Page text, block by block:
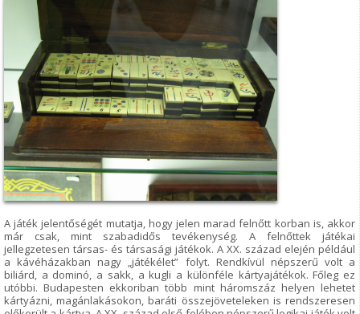
A játék jelentőségét mutatja, hogy jelen marad felnőtt korban is, akkor
már csak, mint szabadidős tevékenység. A felnőttek játékai
jellegzetesen társas- és társasági játékok. A XX. század elején például
a kávéházakban nagy „játékélet” folyt. Rendkívül népszerű volt a
biliárd, a dominó, a sakk, a kugli a különféle kártyajátékok. Főleg ez
utóbbi. Budapesten ekkoriban több mint háromszáz helyen lehetet
kártyázni, magánlakásokon, baráti összejöveteleken is rendszeresen